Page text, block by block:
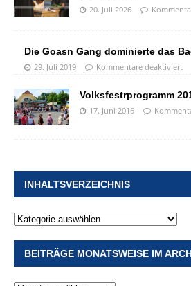
20. Juli 2026
Die Goasn Gang dominierte das
29. Juli 2019 Kommentare deaktiviert
Volksfestrprogramm
17. Juni 2016
INHALTSVERZEICHNIS
BEITRÄGE MONATSWEISE IM